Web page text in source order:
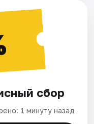
сбор
1 минуту назад